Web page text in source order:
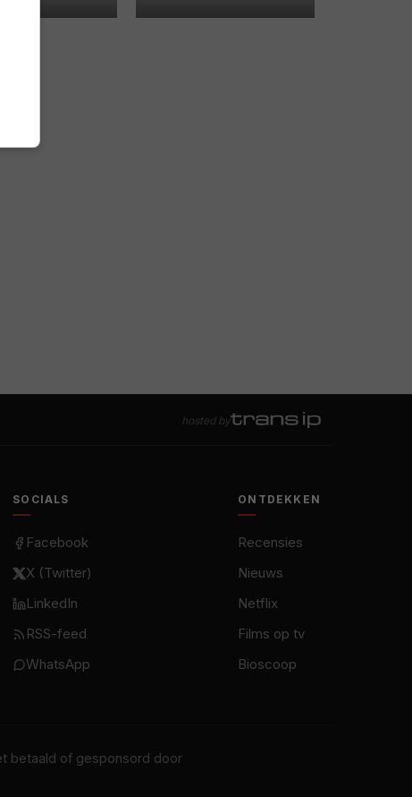
hosted by
SOCIALS
Facebook
X (Twitter)
LinkedIn
RSS-feed
WhatsApp
ONTDEKKEN
Recensies
Nieuws
Netflix
Films op tv
Bioscoop
betaald of gesponsord door